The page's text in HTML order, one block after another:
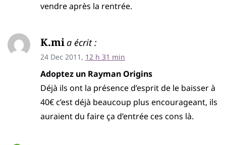
vendre après la rentrée.
K.mia écrit :
24 Dec 2011, 12 h 31 min
Adoptez un Rayman Origins
Déjà ils ont la présence d’esprit de le baisser à
40€ c’est déjà beaucoup plus encourageant, ils
auraient du faire ça d’entrée ces cons là.